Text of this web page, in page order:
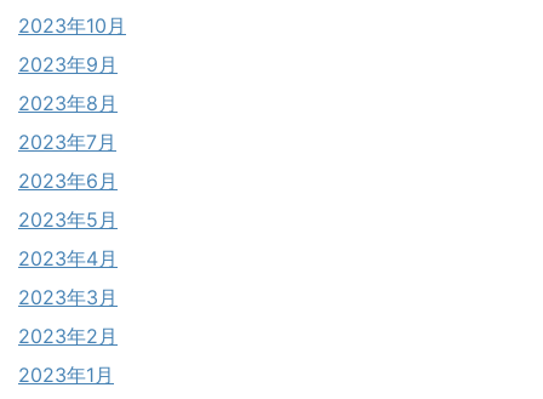
2023年10月
2023年9月
2023年8月
2023年7月
2023年6月
2023年5月
2023年4月
2023年3月
2023年2月
2023年1月